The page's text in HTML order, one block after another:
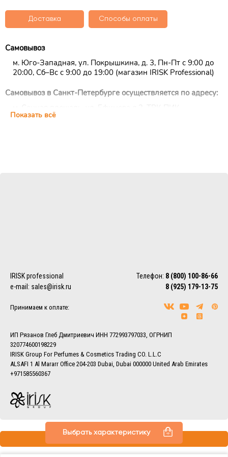
Выбрать характеристику
Доставка Способы оплаты
Самовывоз
м. Юго-Западная, ул. Покрышкина, д. 3, Пн-Пт с 9:00 до
20:00, Сб–Вс с 9:00 до 19:00 (магазин IRISK Professional)
Самовывоз в Санкт-Петербурге осуществляется по адресу:
цокольный этаж, ежедневно с 10:00 до 22:00 (магазин
Показать всё
IRISK professional Телефон: 8 (800) 100-86-66
8 (925) 179-13-75
e-mail: sales@irisk.ru
Принимаем к оплате:
ИП Рязанов Глеб Дмитриевич ИНН 772993797033, ОГРНИП
320774600198229
IRISK Group For Perfumes & Cosmetics Trading CO. L.L.C
ALSAFI 1 Al Mararr Office 204-203 Dubai, Dubai 000000 United Arab Emirates
+971585560367
Все права защищены © 2013–2026 IRISK